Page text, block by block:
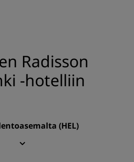
Radisson
‑hotelliin
(HEL)